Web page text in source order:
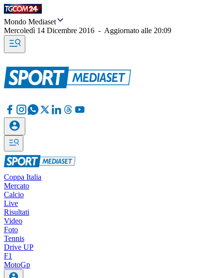
Mondo Mediaset
Mercoledì 14 Dicembre 2016 - Aggiornato alle 20:09
Coppa Italia
Mercato
Calcio
Live
Risultati
Video
Foto
Tennis
Drive UP
F1
MotoGp